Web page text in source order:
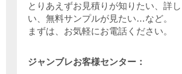
とりあえずお見積りが知りたい、詳
い、無料サンプルが見たい…など。
まずは、お気軽にお電話ください。
ジャンブレお客様センター：